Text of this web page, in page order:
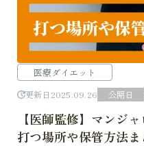
医療ダイエット
更新日 2025.09.26 公開日
【医師監修】マンジ
打つ場所や保管方法ま